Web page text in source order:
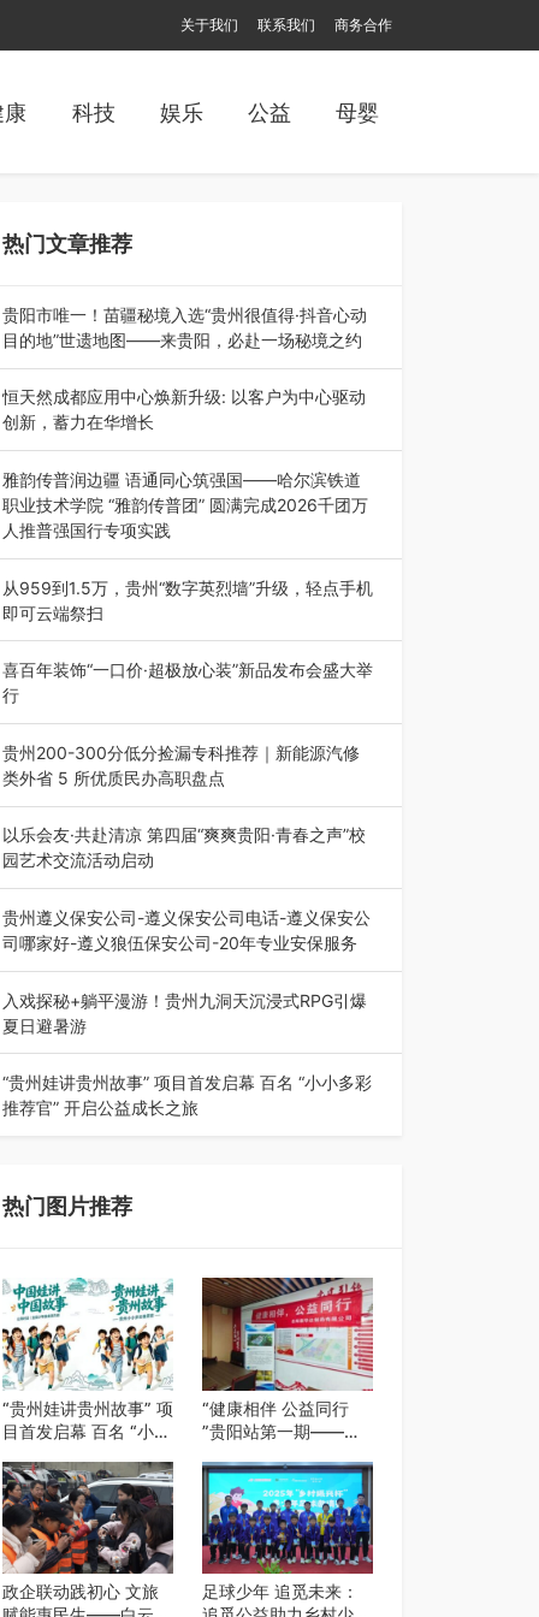
关于我们 联系我们 商务合作
科技 娱乐 公益 母婴
热门文章推荐
贵阳市唯一！苗疆秘境入选“贵州很值得·抖音心动
目的地”世遗地图——来贵阳，必赴一场秘境之约
2026年7月21日，2026年“贵州很值得”暨抖音“心
动目的地”（贵州站）主题…
恒天然成都应用中心焕新升级: 以客户为中心驱动
创新，蓄力在华增长
融合全球研发实力与本土洞察，深化客户共创，赋
能西南市场创新发展 （7月27日，成…
雅韵传普润边疆 语通同心筑强国——哈尔滨铁道
职业技术学院 “雅韵传普团” 圆满完成2026千团万
人推普强国行专项实践
为扎实推进2026“千团万人推普强国行”大学生暑
期社会实践，牢牢紧扣 “雅韵传普…
从959到1.5万，贵州“数字英烈墙”升级，轻点手机
即可云端祭扫
八一建军节到来之际，由贵州省退役军人事务厅指
导，贵阳市退役军人事务局联合贵州广电…
喜百年装饰“一口价·超极放心装”新品发布会盛大举
行
2026年7月31日，喜百年装饰“一口价·超极放心
装”新品发布会在贵阳隆重举行。…
贵州200-300分低分捡漏专科推荐｜新能源汽修
类外省 5 所优质民办高职盘点
在贵州省高考志愿填报体系中，200至300分数段
考生可选择的省内工科、新能源汽车…
以乐会友·共赴清凉 第四届“爽爽贵阳·青春之声”校
园艺术交流活动启动
七月的贵阳，清风送爽，第四届“爽爽贵阳·青春之
声”校园管弦乐（合唱）艺术交流活动…
贵州遵义保安公司-遵义保安公司电话-遵义保安公
司哪家好-遵义狼伍保安公司-20年专业安保服务
在遵义，不管是企业园区运营、小区物业管理、建
筑工地施工、商业商场经营，还是举办各…
入戏探秘+躺平漫游！贵州九洞天沉浸式RPG引爆
夏日避暑游
入伏后的贵州，清凉依旧。而在毕节深处的九洞天
景区，贵州首个水上喀斯特沉浸式RPG…
“贵州娃讲贵州故事” 项目首发启幕 百名 “小小多彩
推荐官” 开启公益成长之旅
热门图片推荐
“贵州娃讲贵州故事” 项
目首发启幕 百名 “小小
成长之旅
“健康相伴 公益同行
”贵阳站第一期——岳
健康公益科普活动
政企联动践初心 文旅
足球少年 追觅未来：